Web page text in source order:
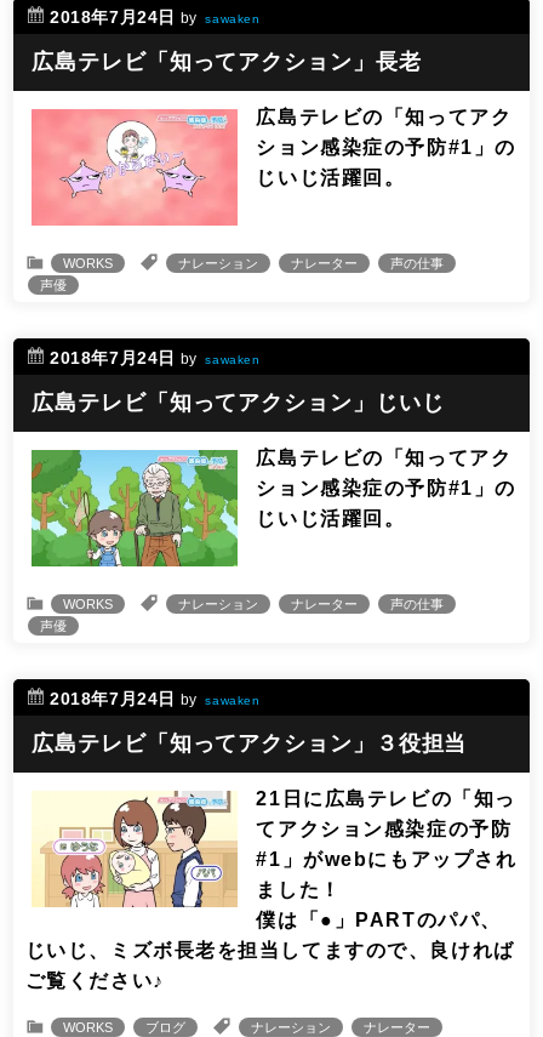
2018年7月24日 by sawaken
広島テレビ「知ってアクション」長老
広島テレビの「知ってアク
ション感染症の予防#1」の
じいじ活躍回。
WORKS ナレーション ナレーター
声の仕事
声優
2018年7月24日 by sawaken
広島テレビ「知ってアクション」じいじ
広島テレビの「知ってアク
ション感染症の予防#1」の
じいじ活躍回。
WORKS ナレーション ナレーター
声の仕事
声優
2018年7月24日 by sawaken
広島テレビ「知ってアクション」３役担当
21日に広島テレビの「知っ
てアクション感染症の予防
#1」がwebにもアップされ
ました！
僕は「●」PARTのパパ、
じいじ、ミズボ長老を担当してますので、良ければ
ご覧ください♪
WORKS ブログ ナレーション
ナレーター